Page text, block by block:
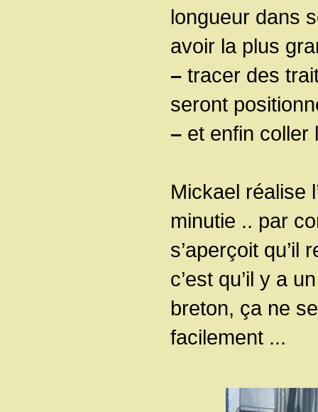
longueur dans
avoir la plus
– tracer des
seront
– et enfin coller
Mickael réalise
minutie .. par
s’aperçoit qu’il
c’est qu’il y a
breton, ça ne
facilement ...